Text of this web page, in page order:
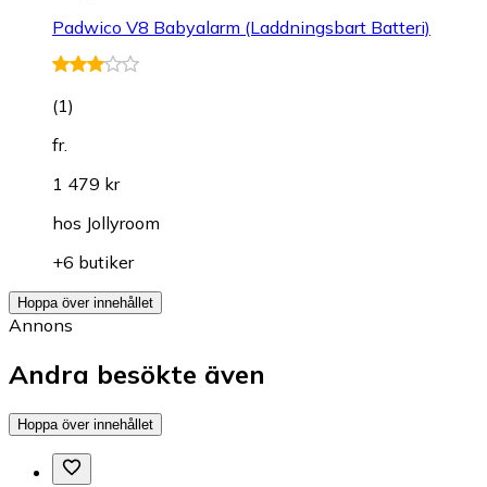
Padwico V8 Babyalarm (Laddningsbart Batteri)
(1)
fr.
1 479 kr
hos Jollyroom
+6 butiker
Hoppa över innehållet
Annons
Andra besökte även
Hoppa över innehållet